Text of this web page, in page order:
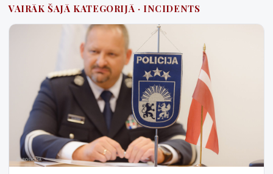
VAIRĀK ŠAJĀ KATEGORIJĀ · INCIDENTS